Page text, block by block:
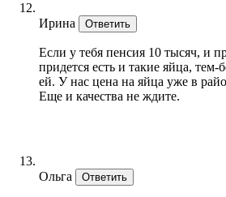
Ирина Ответить
Если у тебя пенсия 10 тысяч, и
придется есть и такие яйца,
ей. У нас цена на яйца уже в
Еще и качества не ждите.
Ольга Ответить